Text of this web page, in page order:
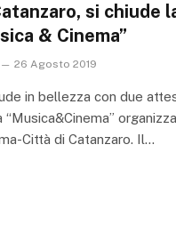
si chiude
& Cinema”
26 Agosto 2019
in bellezza con due
Città di Catanzaro. Il…